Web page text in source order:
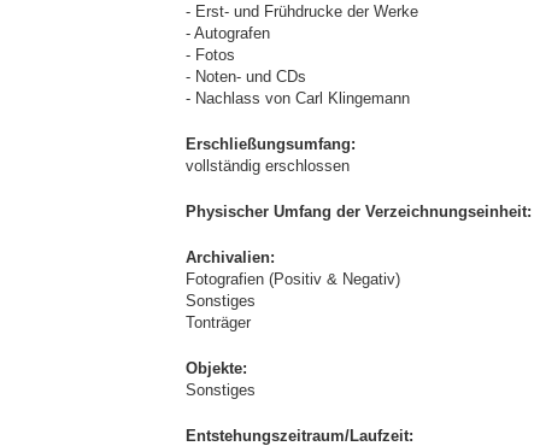
- Erst- und Frühdrucke der Werke
- Autografen
- Fotos
- Noten- und CDs
- Nachlass von Carl Klingemann
Erschließungsumfang:
vollständig erschlossen
Physischer Umfang der Verzeichnungseinheit:
Archivalien:
Fotografien (Positiv & Negativ)
Sonstiges
Tonträger
Objekte:
Sonstiges
Entstehungszeitraum/Laufzeit: